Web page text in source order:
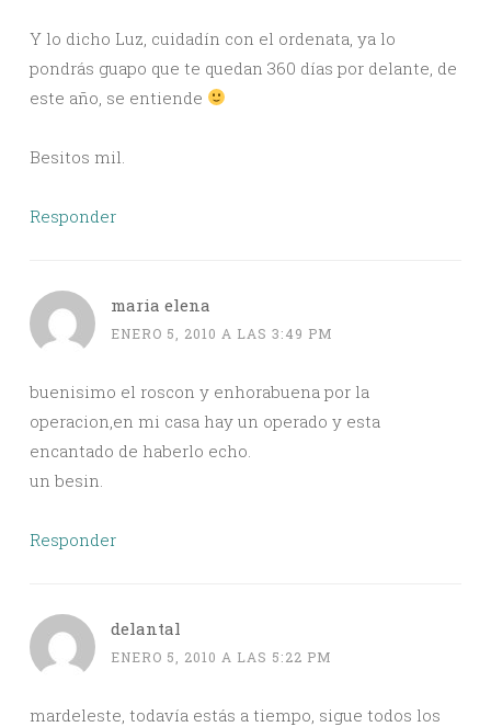
Y lo dicho Luz, cuidadín con el ordenata, ya lo
pondrás guapo que te quedan 360 días por delante, de
este año, se entiende
Besitos mil.
Responder
maria elena
ENERO 5, 2010 A LAS 3:49 PM
buenisimo el roscon y enhorabuena por la
operacion,en mi casa hay un operado y esta
encantado de haberlo echo.
un besin.
Responder
delantal
ENERO 5, 2010 A LAS 5:22 PM
mardeleste, todavía estás a tiempo, sigue todos los